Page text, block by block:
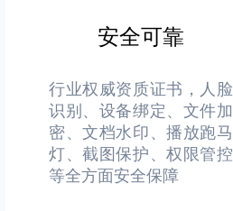
安全可靠
行业权威资质证书，人脸
识别、设备绑定、文件加
密、文档水印、播放跑马
灯、截图保护、权限管控
等全方面安全保障